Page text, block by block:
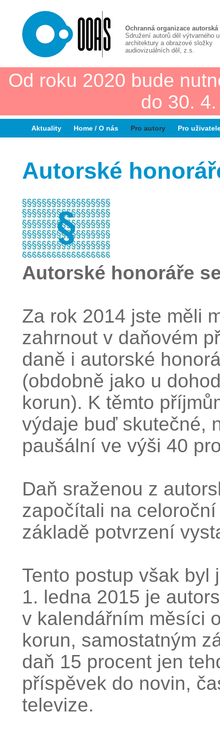
Ochranná organizace autorská
Sdružení autorů děl výtvarného
architektury a obrazové složky
audiovizuálních děl, z.s.
Od roku 2020 bude
do 30.
Aktuality Home / O nás Pro autory Pro
Autorské
Autorské honoráře
Za rok 2014 jste měli
zahrnout v daňovém
daně i autorské
(obdobně jako u
korun). K těmto
výdaje buď skutečné,
paušální ve výši 40
Daň sraženou z
započítali na
základě potvrzení
Tento postup však byl
1. ledna 2015 je
v kalendářním měsíci
korun, samostatným
daň 15 procent jen
příspěvek do novin,
televize.